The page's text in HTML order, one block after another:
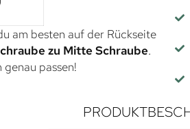
am besten auf der Rückseite
zu Mitte Schraube.
passen!